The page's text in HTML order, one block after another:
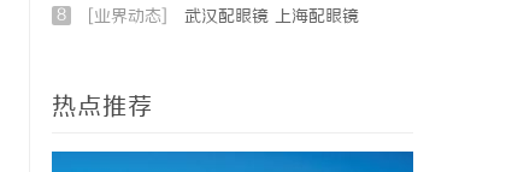
8 [业界动态] 武汉配眼镜 上海配眼镜
热点推荐